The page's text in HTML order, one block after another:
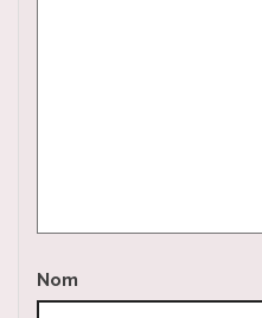
Nom